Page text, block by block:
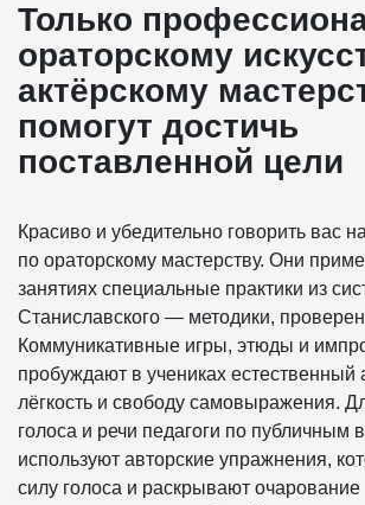
Только
ораторскому
актёрскому
помогут достичь
поставленной цели
Красиво и убедительно говорить вас
по ораторскому мастерству. Они
занятиях специальные практики из
Станиславского — методики,
Коммуникативные игры, этюды и
пробуждают в учениках естественный
лёгкость и свободу самовыражения.
голоса и речи педагоги по публичным
используют авторские упражнения,
силу голоса и раскрывают очарование